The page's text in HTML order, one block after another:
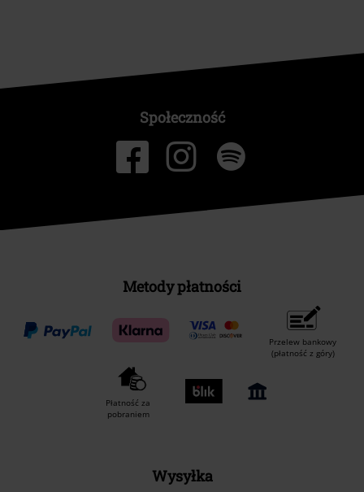
Społeczność
Metody płatności
Przelew bankowy
(płatność z góry)
Płatność za
pobraniem
Wysyłka